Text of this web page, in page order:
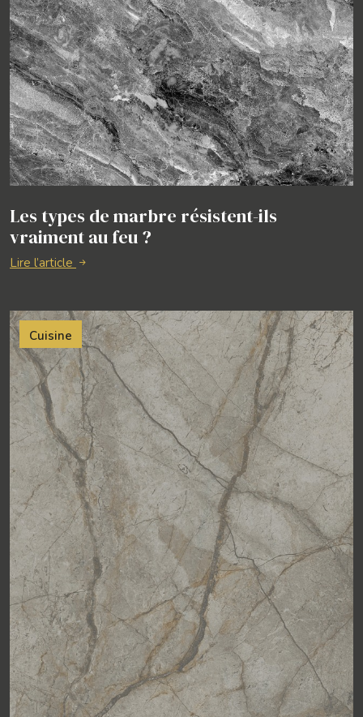
Les types de marbre résistent-ils
vraiment au feu ?
Lire l’article
Cuisine